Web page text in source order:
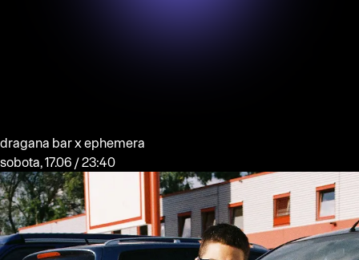
dragana bar x ephemera
sobota, 17.06 / 23:40